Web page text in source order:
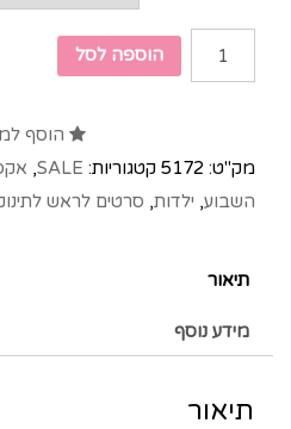
הוספה לסל
הוסף
מק"ט: 5172 קטגוריות: SALE
,
השבוע, ילדות, סרטים לראש
תיאור
מידע נוסף
תיאור